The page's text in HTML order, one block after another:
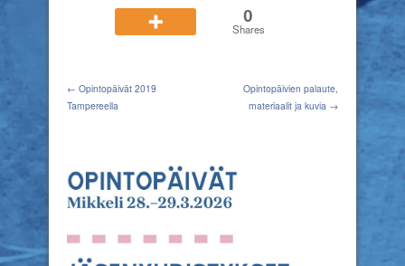
0
Shares
← Opintopäivät 2019
Tampereella
Opintopäivien palaute,
materiaalit ja kuvia →